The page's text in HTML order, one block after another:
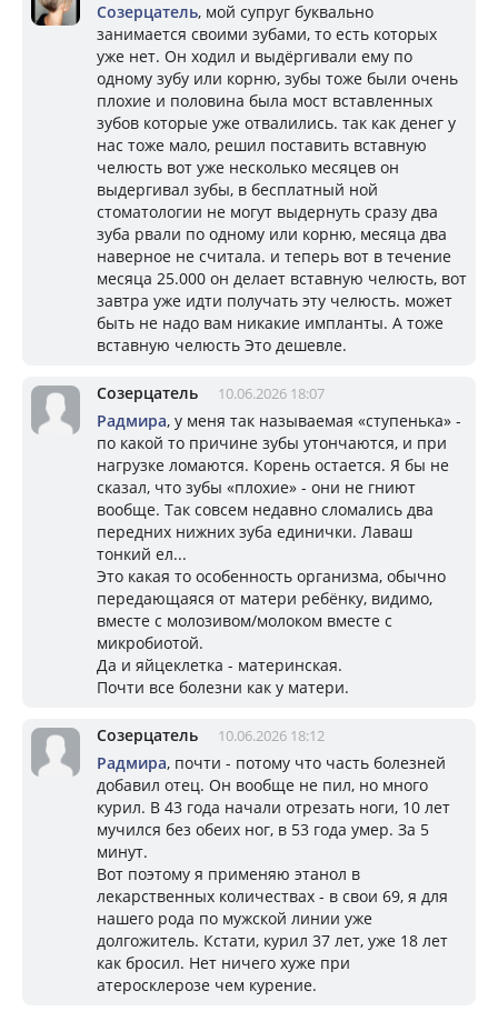
Созерцатель, мой супруг буквально
занимается своими зубами, то есть которых
уже нет. Он ходил и выдёргивали ему по
одному зубу или корню, зубы тоже были очень
плохие и половина была мост вставленных
зубов которые уже отвалились. так как денег у
нас тоже мало, решил поставить вставную
челюсть вот уже несколько месяцев он
выдергивал зубы, в бесплатный ной
стоматологии не могут выдернуть сразу два
зуба рвали по одному или корню, месяца два
наверное не считала. и теперь вот в течение
месяца 25.000 он делает вставную челюсть, вот
завтра уже идти получать эту челюсть. может
быть не надо вам никакие импланты. А тоже
вставную челюсть Это дешевле.
Созерцатель 10.06.2026 18:07
Радмира, у меня так называемая «ступенька» -
по какой то причине зубы утончаются, и при
нагрузке ломаются. Корень остается. Я бы не
сказал, что зубы «плохие» - они не гниют
вообще. Так совсем недавно сломались два
передних нижних зуба единички. Лаваш
тонкий ел...
Это какая то особенность организма, обычно
передающаяся от матери ребёнку, видимо,
вместе с молозивом/молоком вместе с
микробиотой.
Да и яйцеклетка - материнская.
Почти все болезни как у матери.
Созерцатель 10.06.2026 18:12
Радмира, почти - потому что часть болезней
добавил отец. Он вообще не пил, но много
курил. В 43 года начали отрезать ноги, 10 лет
мучился без обеих ног, в 53 года умер. За 5
минут.
Вот поэтому я применяю этанол в
лекарственных количествах - в свои 69, я для
нашего рода по мужской линии уже
долгожитель. Кстати, курил 37 лет, уже 18 лет
как бросил. Нет ничего хуже при
атеросклерозе чем курение.